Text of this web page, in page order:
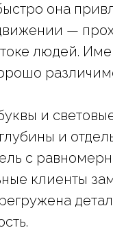
она
—
людей.
и
и
с
клиенты